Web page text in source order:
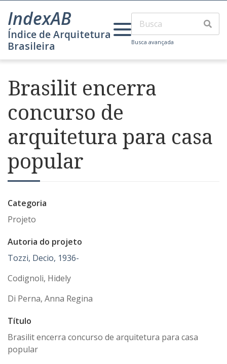
IndexAB
Índice de Arquitetura
Brasileira
Busca avançada
Brasilit encerra
concurso de
arquitetura para casa
popular
Categoria
Projeto
Autoria do projeto
Tozzi, Decio, 1936-
Codignoli, Hidely
Di Perna, Anna Regina
Título
Brasilit encerra concurso de arquitetura para casa
popular